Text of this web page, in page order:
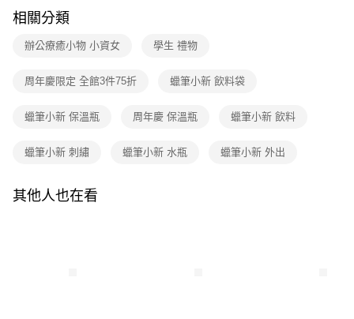
醒簡訊。
2.透過簡訊連結打開帳單後，可選擇「超商條碼／台灣大直營門市／銀行轉
帳／街口支付／iPASS MONEY」等通路繳費。
1.本服務係由「台灣大哥大股份有限公司」（以下簡稱本公司）所提供，讓
買賣價金債權讓與本公司後，依約使用本公司帳單繳交帳款。
2.基於同意付款使用「大哥付你分期」之契約關係目的，商店將以您的個人
由本公司與您本人進行分期帳單所需資料之確認、核對及更正。
１．於結帳方式選擇「AFTEE先享後付」後，將跳轉至「AFTEE先享後付」
２．訂單成立數日內，您將收到繳費通知簡訊。
ATM／網路銀行／等多元方式進行付款，方視為交易完成。
※ 請注意：結帳手續完成當下不需立刻繳費，但若您需要取消訂單，請聯絡
後付繳納相關費用。
是否繳費成功／繳費後需取消欲退款等相關疑問，請聯繫「AFTEE先享後付
客戶支援中心」https://netprotections.freshdesk.com/support/home
【注意事項】
１．透過由恩沛科技股份有限公司提供之「AFTEE先享後付」服務完成之交
每筆NT$80，滿NT$699(含以上)免運費
7-11取貨付款
每筆NT$80，滿NT$699(含以上)免運費
每筆NT$100，滿NT$699(含以上)免運費
相關分類
辦公療癒小物 小資女 學生 禮物
周年慶限定 全館3件75折 蠟筆小新 飲料袋
蠟筆小新 保溫瓶 周年慶 保溫瓶 蠟筆小新 飲料
蠟筆小新 刺繡 蠟筆小新 水瓶 蠟筆小新 外出
其他人也在看